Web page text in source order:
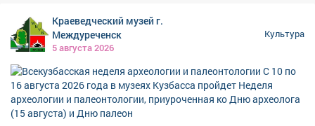
числе через окопы и раненых. Удочки и лыжи
пассажиров сменяются на винтовки, и людей...
технологий, объемного звука и реалистичных
экспозиций буквально переносят посетителей в
события военных лет.
Краеведческий музей г.
Междуреченск
5 августа 2026
Культура